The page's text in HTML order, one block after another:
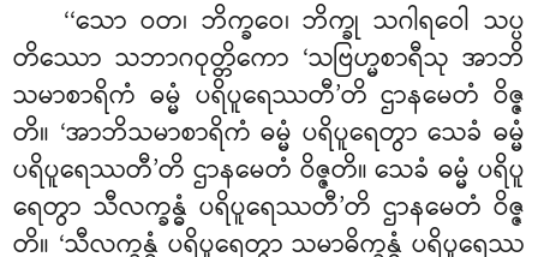
‘‘သော ဝတ၊ ဘိက္ခဝေ၊ ဘိက္ခု သဂါရဝေါ သပ္ပ
တိဿော သဘာဂဝုတ္တိကော ‘သဗြဟ္မစာရီသု အာဘိ
သမာစာရိကံ ဓမ္မံ ပရိပူရေဿတီ’တိ ဌာနမေတံ ဝိဇ္ဇ
တိ။ ‘အာဘိသမာစာရိကံ ဓမ္မံ ပရိပူရေတွာ သေခံ ဓမ္မံ
ပရိပူရေဿတီ’တိ ဌာနမေတံ ဝိဇ္ဇတိ။ သေခံ ဓမ္မံ ပရိပူ
ရေတွာ သီလက္ခန္ဓံ ပရိပူရေဿတီ’တိ ဌာနမေတံ ဝိဇ္ဇ
တိ။ ‘သီလက္ခန္ဓံ ပရိပူရေတွာ သမာဓိက္ခန္ဓံ ပရိပူရေဿ